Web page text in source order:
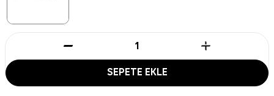
SEPETE EKLE